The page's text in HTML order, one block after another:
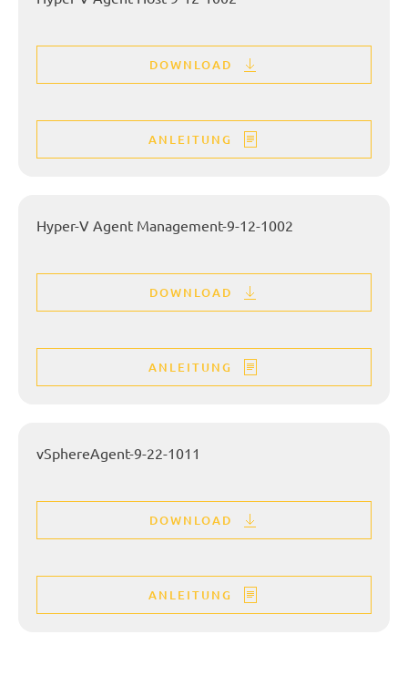
DOWNLOAD
ANLEITUNG
Hyper-V Agent Management-9-12-1002
DOWNLOAD
ANLEITUNG
vSphereAgent-9-22-1011
DOWNLOAD
ANLEITUNG